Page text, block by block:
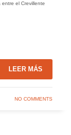
el Crevillente
LEER MÁS
NO COMMENTS